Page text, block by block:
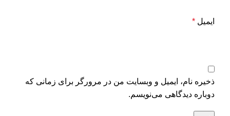
ایمیل *
ذخیره نام، ایمیل و وبسایت من در مرورگر برای زمانی که
دوباره دیدگاهی می‌نویسم.